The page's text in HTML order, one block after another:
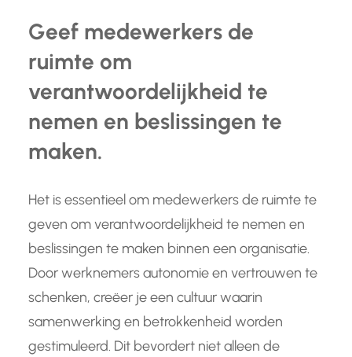
Geef medewerkers de
ruimte om
verantwoordelijkheid te
nemen en beslissingen te
maken.
Het is essentieel om medewerkers de ruimte te
geven om verantwoordelijkheid te nemen en
beslissingen te maken binnen een organisatie.
Door werknemers autonomie en vertrouwen te
schenken, creëer je een cultuur waarin
samenwerking en betrokkenheid worden
gestimuleerd. Dit bevordert niet alleen de